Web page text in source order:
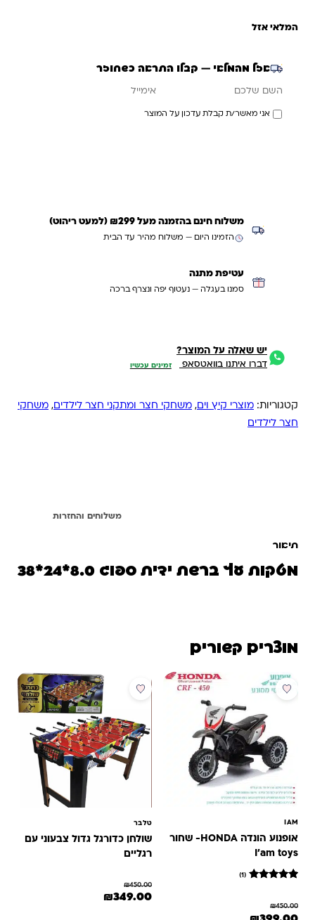
המלאי אזל
אזל מהמלאי — קבלו התראה כשחוזר
אני מאשר/ת קבלת עדכון על המוצר
משלוח חינם בהזמנה מעל ₪299 (למעט ריהוט)
הזמינו היום — משלוח מהיר עד הבית
עטיפת מתנה
סמנו בעגלה — נעטוף יפה ונצרף ברכה
יש שאלה על המוצר?
דברו איתנו בוואטסאפ זמינים עכשיו
קטגוריות: מוצרי קיץ וים, משחקי חצר ומתקני חצר לילדים, משחקי
חצר לילדים
משלוחים והחזרות
תיאור
מטקות עץ ברשת ידית ספוג 8.0*24*38
מוצרים קשורים
מבצע
IAM
אופנוע הונדה HONDA- שחור
I'am toys
מתוך 5
(1)
₪450.00
מבצע
טלבר
שולחן כדורגל גדול צבעוני עם
רגליים
₪450.00
המחיר המקורי היה: ₪450.00.
₪349.00